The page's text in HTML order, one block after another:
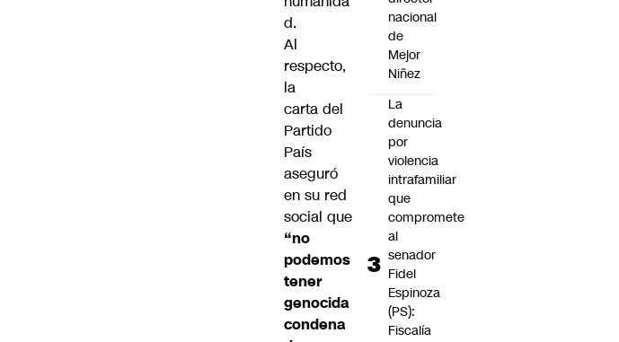
d.
Al
respecto,
la
carta del
Partido
País
aseguró
en su red
social que
“no
podemos
tener
genocida
condena
nacional
de
Mejor
Niñez
La
denuncia
por
violencia
intrafamiliar
que
compromete
al
senador
Fidel
Espinoza
(PS):
Fiscalía